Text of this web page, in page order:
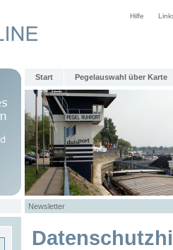
Hilfe
Start Pegelauswahl über Karte
Newsletter